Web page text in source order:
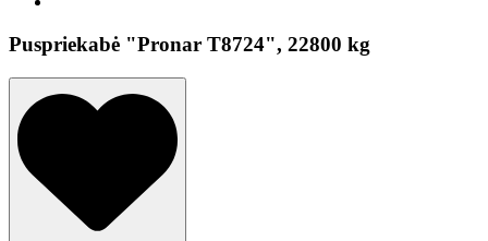
Puspriekabė "Pronar T8724", 22800 kg